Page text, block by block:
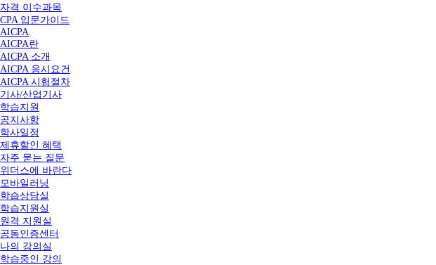
자격 이수과목
CPA 입문가이드
AICPA
AICPA란
AICPA 소개
AICPA 응시요건
AICPA 시험절차
기사/산업기사
학습지원
공지사항
학사일정
제휴할인 혜택
자주 묻는 질문
위더스에 바란다
모바일러닝
학습상담실
학습지원실
원격 지원실
공동인증센터
나의 강의실
학습중인 강의